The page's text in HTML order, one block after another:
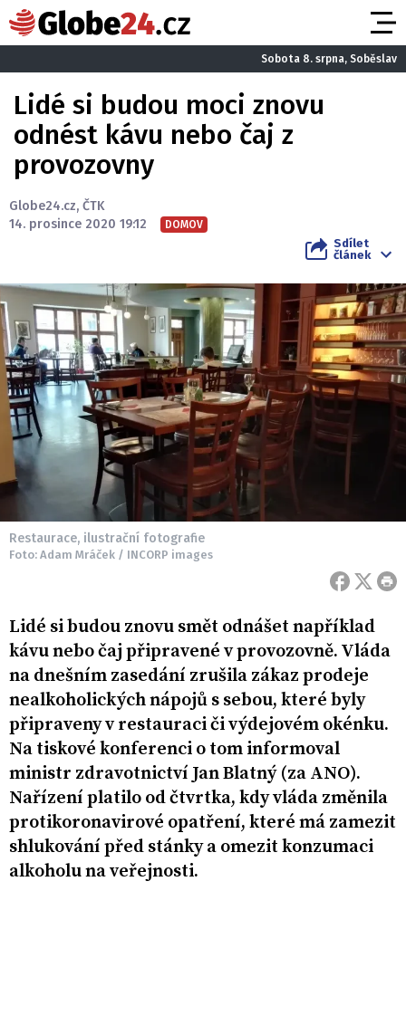
Sobota 8. srpna, Soběslav
Lidé si budou moci znovu
odnést kávu nebo čaj z
provozovny
Globe24.cz, ČTK
14. prosince 2020 19:12
DOMOV
Sdílet
článek
Restaurace, ilustrační fotografie
Foto: Adam Mráček / INCORP images
Lidé si budou znovu smět odnášet například
kávu nebo čaj připravené v provozovně. Vláda
na dnešním zasedání zrušila zákaz prodeje
nealkoholických nápojů s sebou, které byly
připraveny v restauraci či výdejovém okénku.
Na tiskové konferenci o tom informoval
ministr zdravotnictví Jan Blatný (za ANO).
Nařízení platilo od čtvrtka, kdy vláda změnila
protikoronavirové opatření, které má zamezit
shlukování před stánky a omezit konzumaci
alkoholu na veřejnosti.